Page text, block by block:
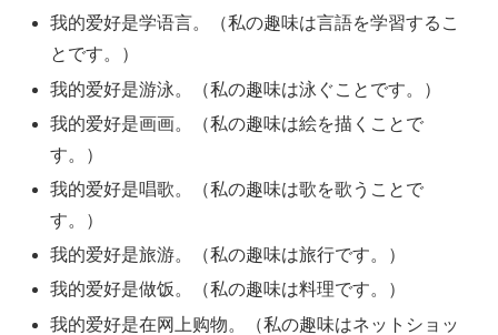
我的爱好是学语言。（私の趣味は言語を学習するこ
とです。）
我的爱好是游泳。（私の趣味は泳ぐことです。）
我的爱好是画画。（私の趣味は絵を描くことで
す。）
我的爱好是唱歌。（私の趣味は歌を歌うことで
す。）
我的爱好是旅游。（私の趣味は旅行です。）
我的爱好是做饭。（私の趣味は料理です。）
我的爱好是在网上购物。（私の趣味はネットショッ